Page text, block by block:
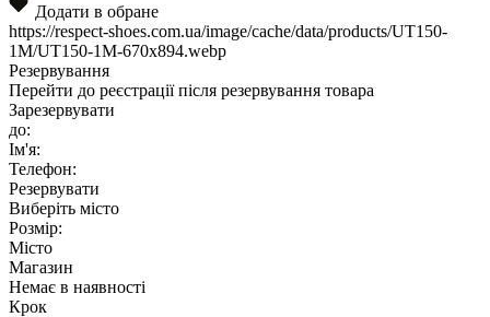
Додати в обране
https://respect-shoes.com.ua/image/cache/data/products/UT150-
1M/UT150-1M-670x894.webp
Резервування
Перейти до реєстрації після резервування товара
Зарезервувати
до:
Ім'я:
Телефон:
Резервувати
Виберіть місто
Розмір:
Місто
Магазин
Немає в наявності
Крок